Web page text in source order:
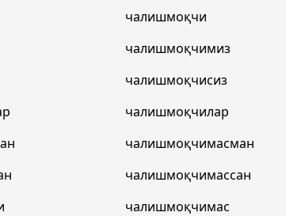
чалишмоқчи
чалишмоқчимиз
чалишмоқчисиз
чалишмоқчилар
чалишмоқчимасман
чалишмоқчимассан
чалишмоқчимас